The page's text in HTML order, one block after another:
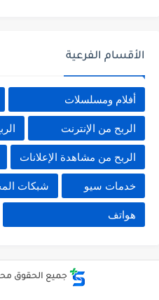
الأقسام الفرعية
أفلام ومسلسلات
الربح من الإنترنت
الربح من مشاهدة الإعلانات
خدمات سيو شبكات
هواتف
جميع الحقوق